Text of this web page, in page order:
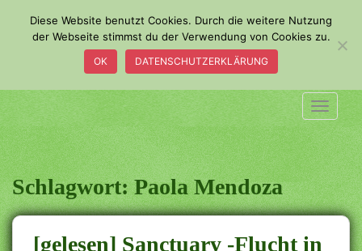
o
m
a
i
n
c
o
n
Schlagwort:Paola Mendoza
[gelesen] Sanctuary -Flucht in
Diese Website benutzt Cookies. Durch die weitere Nutzung
der Webseite stimmst du der Verwendung von Cookies zu.
OK DATENSCHUTZERKLÄRUNG